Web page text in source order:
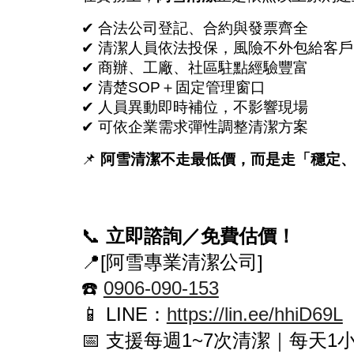
✔ 合法公司登記、合約與發票齊全
✔ 清潔人員依法投保，風險不外包給客戶
✔ 商辦、工廠、社區駐點經驗豐富
✔ 清楚SOP＋固定管理窗口
✔ 人員異動即時補位，不影響現場
✔ 可依企業需求彈性調整清潔方案
📌 阿雪清潔不走最低價，而是走「穩定
📞 立即諮詢／免費估價！
📍[阿雪專業清潔公司]
☎️ 0906-090-153
📱 LINE： https://lin.ee/hhiD69L
📅 支援每週1~7次清潔｜每天1